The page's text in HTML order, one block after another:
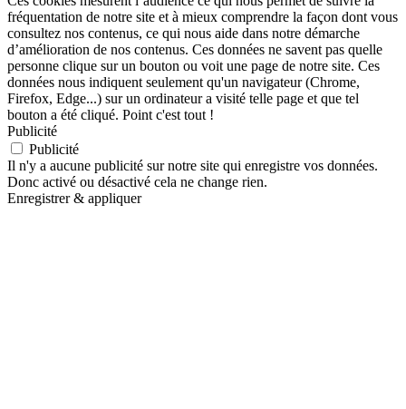
fréquentation de notre site et à mieux comprendre la façon dont vous
consultez nos contenus, ce qui nous aide dans notre démarche
d’amélioration de nos contenus. Ces données ne savent pas quelle
personne clique sur un bouton ou voit une page de notre site. Ces
données nous indiquent seulement qu'un navigateur (Chrome,
Firefox, Edge...) sur un ordinateur a visité telle page et que tel
bouton a été cliqué. Point c'est tout !
Publicité
Publicité
Il n'y a aucune publicité sur notre site qui enregistre vos données.
Donc activé ou désactivé cela ne change rien.
Enregistrer & appliquer